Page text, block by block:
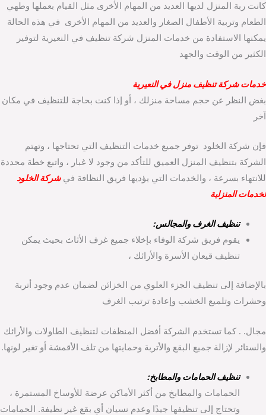
كانت ربة المنزل لديها العديد من المهام الأخرى مثل القيام بعملها وطهي
الطعام وتربية الأطفال الصغار والعديد من المهام الأخرى في هذه الحالة
يمكنها الاستفادة من خدمات المنزل شركة تنظيف في النعيرية لتوفير
الكثير من الوقت والجهد
خدمات شركة تنظيف منزل في النعيرية
بغض النظر عن حجم مساحة منزلك ، أو إذا كنت بحاجة للتنظيف في مكان
آخر
فإن شركة الخلود توفر جميع خدمات التنظيف التي تحتاجها ، وتهتم
الشركة بتنظيف المنزل العميق للتأكد من وجود لا غبار ، واتبع خطة محددة
للانتهاء بسرعة ، والخدمات التي يؤديها فريق النظافة فيشركة الخلود
لخدمات المنزلية
تنظيف الغرف والمجالس:
يقوم فريق شركة الوفاء بإخلاء جميع غرف الأثاث بحيث يمكن
تنظيف قيعان الأسرة والأرائك ،
بالإضافة إلى تنظيف الجزء العلوي من الخزائن لضمان عدم وجود أتربة
وحشرات وتلميع الخشب وإعادة ترتيب الغرف
مجال. . كما تستخدم الشركة أفضل المنظفات لتنظيف الطاولات والأرائك
والستائر لإزالة جميع البقع والأتربة وحمايتها من تلف الأقمشة أو تغير لونها.
تنظيف الحمامات والمطابخ:
الحمامات والمطابخ من أكثر الأماكن عرضة للأوساخ المستمرة ،
وتحتاج إلى تنظيفها جيدًا وعدم نسيان أي بقع غير نظيفة. الحمامات